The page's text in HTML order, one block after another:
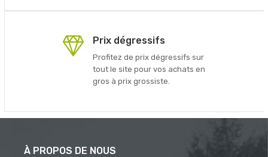
Prix dégressifs
Profitez de prix dégressifs sur
tout le site pour vos achats en
gros à prix grossiste.
À PROPOS DE NOUS